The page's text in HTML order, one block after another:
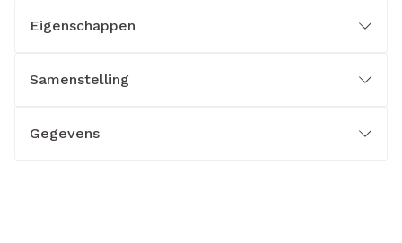
Eigenschappen
Samenstelling
Gegevens